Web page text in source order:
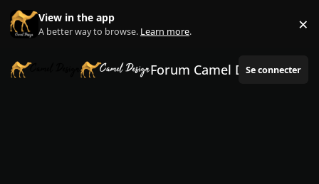
Aller au contenu
View in the app
A better way to browse. Learn more. ×
Forum Camel Design
Se connecter